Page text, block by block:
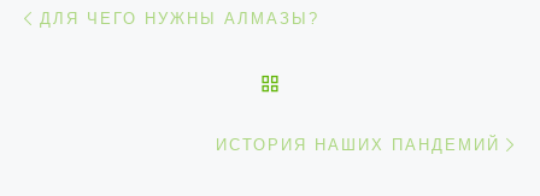
ДЛЯ ЧЕГО НУЖНЫ АЛМАЗЫ?
ИСТОРИЯ НАШИХ ПАНДЕМИЙ